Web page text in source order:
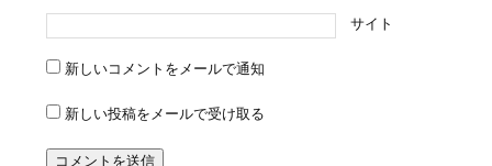
サイト
新しいコメントをメールで通知
新しい投稿をメールで受け取る